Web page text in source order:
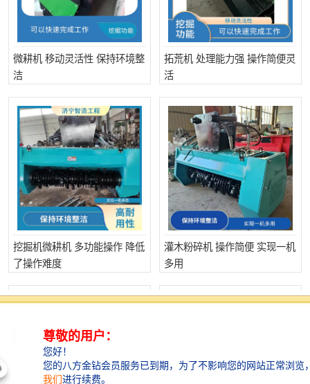
微耕机 移动灵活性 保持环境整
洁
拓荒机 处理能力强 操作简便灵
活
挖掘机微耕机 多功能操作 降低
了操作难度
灌木粉碎机 操作简便 实现一机
多用